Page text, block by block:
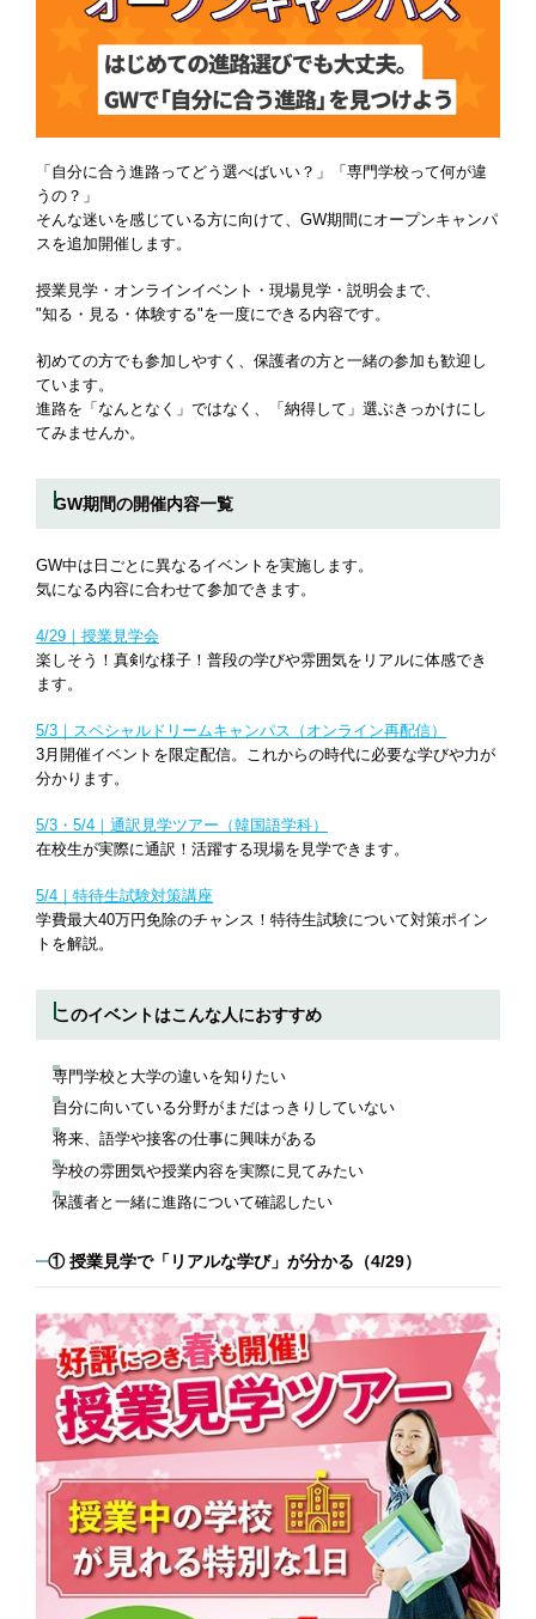
「自分に合う進路ってどう選べばいい？」「専門学校って何が違
うの？」
そんな迷いを感じている方に向けて、GW期間にオープンキャンパ
スを追加開催します。
授業見学・オンラインイベント・現場見学・説明会まで、
"知る・見る・体験する"を一度にできる内容です。
初めての方でも参加しやすく、保護者の方と一緒の参加も歓迎し
ています。
進路を「なんとなく」ではなく、「納得して」選ぶきっかけにし
てみませんか。
GW期間の開催内容一覧
GW中は日ごとに異なるイベントを実施します。
気になる内容に合わせて参加できます。
4/29｜授業見学会
楽しそう！真剣な様子！ 普段の学びや雰囲気をリアルに体感でき
ます。
5/3｜スペシャルドリームキャンパス（オンライン再配信）
3月開催イベントを限定配信。これからの時代に必要な学びや力が
分かります。
5/3・5/4｜通訳見学ツアー（韓国語学科）
在校生が実際に通訳！活躍する現場を見学できます。
5/4｜特待生試験対策講座
学費最大40万円免除のチャンス！ 特待生試験について対策ポイン
トを解説。
このイベントはこんな人におすすめ
専門学校と大学の違いを知りたい
自分に向いている分野がまだはっきりしていない
将来、語学や接客の仕事に興味がある
学校の雰囲気や授業内容を実際に見てみたい
保護者と一緒に進路について確認したい
① 授業見学で「リアルな学び」が分かる（4/29）